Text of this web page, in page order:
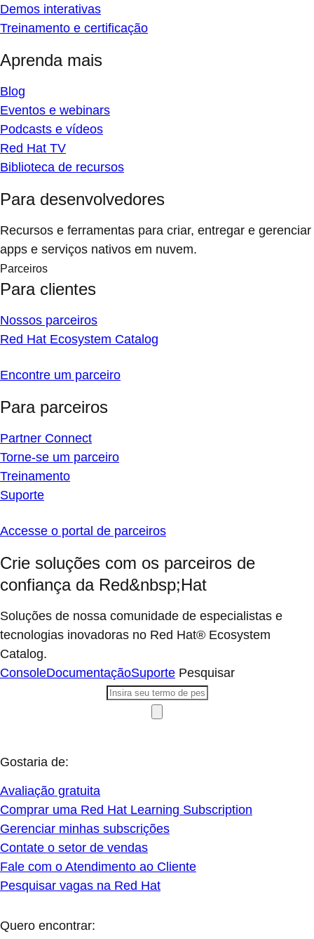
Demos interativas
Treinamento e certificação
Aprenda mais
Blog
Eventos e webinars
Podcasts e vídeos
Red Hat TV
Biblioteca de recursos
Para desenvolvedores
Recursos e ferramentas para criar, entregar e gerenciar
apps e serviços nativos em nuvem.
Parceiros
Para clientes
Nossos parceiros
Red Hat Ecosystem Catalog
Encontre um parceiro
Para parceiros
Partner Connect
Torne-se um parceiro
Treinamento
Suporte
Accesse o portal de parceiros
Crie soluções com os parceiros de
confiança da Red&nbsp;Hat
Soluções de nossa comunidade de especialistas e
tecnologias inovadoras no Red Hat® Ecosystem
Catalog.
ConsoleDocumentaçãoSuporte Pesquisar
Gostaria de:
Avaliação gratuita
Comprar uma Red Hat Learning Subscription
Gerenciar minhas subscrições
Contate o setor de vendas
Fale com o Atendimento ao Cliente
Pesquisar vagas na Red Hat
Quero encontrar: